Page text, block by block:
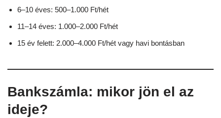
6–10 éves: 500–1.000 Ft/hét
11–14 éves: 1.000–2.000 Ft/hét
15 év felett: 2.000–4.000 Ft/hét vagy havi bontásban
Bankszámla: mikor jön el az
ideje?